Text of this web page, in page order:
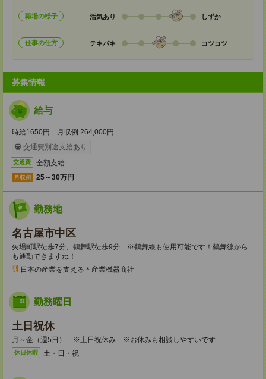
職場の様子 活気あり しずか
仕事の仕方 テキパキ コツコツ
募集情報
給与
時給1650円 月収例 264,000円
交通費別途支給あり
交通費 全額支給
月収例 25～30万円
勤務地
名古屋市中区
矢場町駅徒歩7分、鶴舞駅徒歩9分 ※鶴舞線も使用可能です！鶴舞線から
も通勤できますね！
日本の産業を支える＊産業機器商社
勤務曜日
土日祝休
月～金（週5日） ※土日祝休み ※お休みも相談しやすいです
休日休暇 土・日・祝